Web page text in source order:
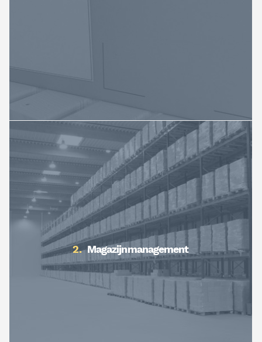
Magazijnmanagement